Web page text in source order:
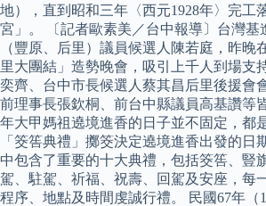
地），直到昭和三年〈西元1928年〉完工
宮」。 〔記者歐素美／台中報導〕台灣基
（豐原、后里）議員候選人陳若庭，昨晚
里大團結」造勢晚會，吸引上千人到場支
奕齊、台中市長候選人蔡其昌后里後援會
前理事長張欽桐、前台中縣議員高基讚等
年大甲媽祖遶境進香的日子並不固定，都
「筊筶典禮」擲筊決定遶境進香出發的日
中包含了重要的十大典禮，包括筊筶、豎
駕、駐駕、祈福、祝壽、回駕及安座，每
程序、地點及時間虔誠行禮。 民國67年（